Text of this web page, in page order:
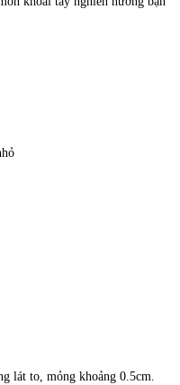
lát to, mỏng khoảng 0.5cm.